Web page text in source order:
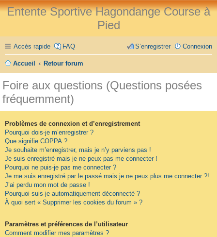
Entente Sportive Hagondange Course à
Pied
Accès rapide FAQ Connexion
S’enregistrer
Accueil Retour forum
Foire aux questions (Questions posées
fréquemment)
Problèmes de connexion et d’enregistrement
Pourquoi dois-je m’enregistrer ?
Que signifie COPPA ?
Je souhaite m’enregistrer, mais je n’y parviens pas !
Je suis enregistré mais je ne peux pas me connecter !
Pourquoi ne puis-je pas me connecter ?
Je me suis enregistré par le passé mais je ne peux plus me connecter ?!
J’ai perdu mon mot de passe !
Pourquoi suis-je automatiquement déconnecté ?
À quoi sert « Supprimer les cookies du forum » ?
Paramètres et préférences de l’utilisateur
Comment modifier mes paramètres ?